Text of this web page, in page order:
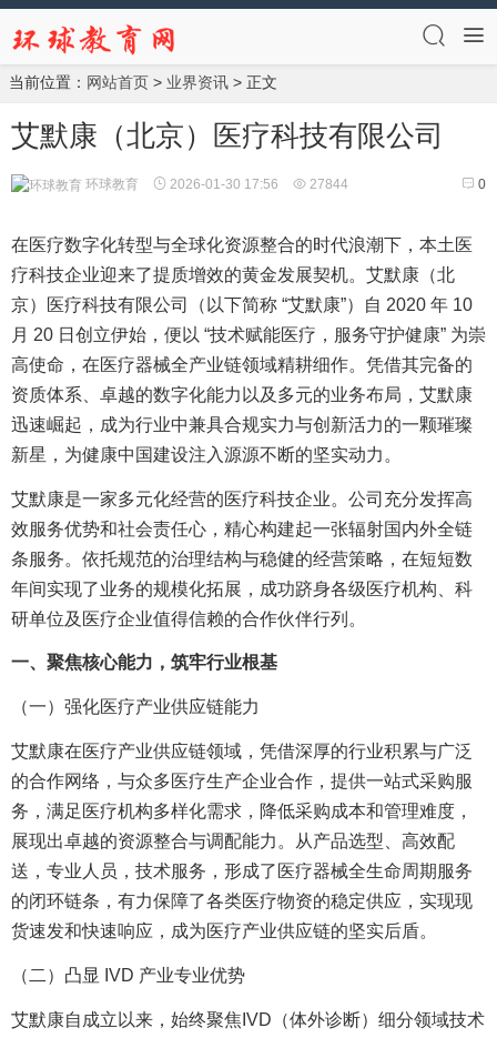
当前位置： 网站首页 > 业界资讯 > 正文
艾默康（北京）医疗科技有限公司
0
环球教育 2026-01-30 17:56 27844
在医疗数字化转型与全球化资源整合的时代浪潮下，本土医
疗科技企业迎来了提质增效的黄金发展契机。艾默康（北
京）医疗科技有限公司（以下简称 “艾默康”）自 2020 年 10
月 20 日创立伊始，便以 “技术赋能医疗，服务守护健康” 为崇
高使命，在医疗器械全产业链领域精耕细作。凭借其完备的
资质体系、卓越的数字化能力以及多元的业务布局，艾默康
迅速崛起，成为行业中兼具合规实力与创新活力的一颗璀璨
新星，为健康中国建设注入源源不断的坚实动力。
艾默康是一家多元化经营的医疗科技企业。公司充分发挥高
效服务优势和社会责任心，精心构建起一张辐射国内外全链
条服务。依托规范的治理结构与稳健的经营策略，在短短数
年间实现了业务的规模化拓展，成功跻身各级医疗机构、科
研单位及医疗企业值得信赖的合作伙伴行列。
一、聚焦核心能力，筑牢行业根基
（一）强化医疗产业供应链能力
艾默康在医疗产业供应链领域，凭借深厚的行业积累与广泛
的合作网络，与众多医疗生产企业合作，提供一站式采购服
务，满足医疗机构多样化需求，降低采购成本和管理难度，
展现出卓越的资源整合与调配能力。从产品选型、高效配
送，专业人员，技术服务，形成了医疗器械全生命周期服务
的闭环链条，有力保障了各类医疗物资的稳定供应，实现现
货速发和快速响应，成为医疗产业供应链的坚实后盾。
（二）凸显 IVD 产业专业优势
艾默康自成立以来，始终聚焦IVD（体外诊断）细分领域技术